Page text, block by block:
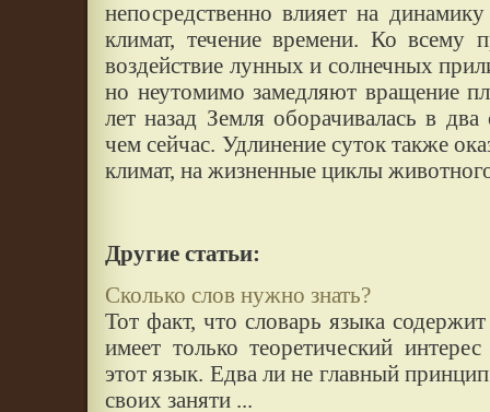
непосредственно влияет на
климат, течение времени. Ко всему
воздействие лунных и солнечных
но неутомимо замедляют вращение
лет назад Земля оборачивалась в
чем сейчас. Удлинение суток также
климат, на жизненные циклы
Другие статьи:
Сколько слов нужно знать?
Тот факт, что словарь языка
имеет только теоретический
этот язык. Едва ли не главный
своих заняти ...